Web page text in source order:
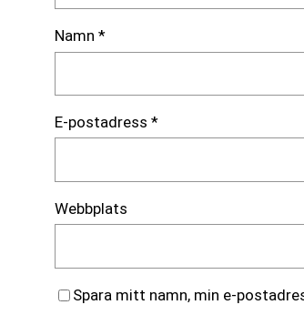
Namn *
E-postadress *
Webbplats
Spara mitt namn, min e-